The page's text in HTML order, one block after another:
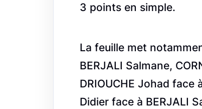
3 points en simple.
La feuille met
BERJALI Salmane,
DRIOUCHE Johad face
Didier face à BERJALI